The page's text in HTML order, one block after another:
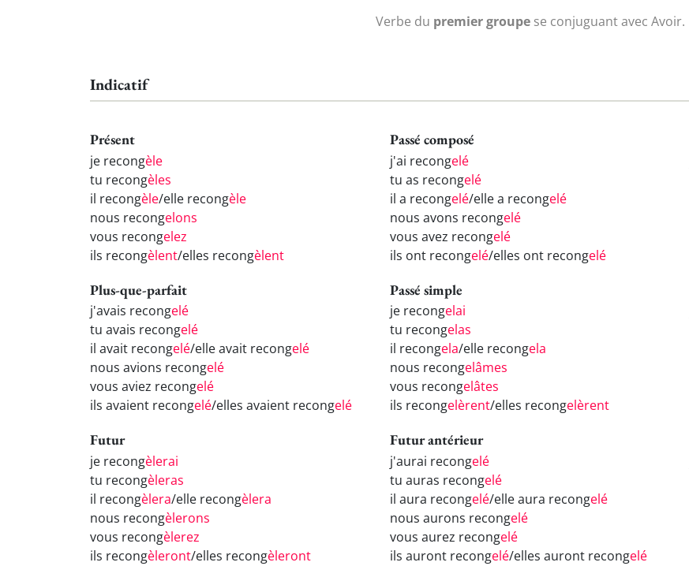
Verbe du premier groupe se conjuguant avec Avoir.
Indicatif
Présent
je recongèle
tu recongèles
il recongèle/elle recongèle
nous recongelons
vous recongelez
ils recongèlent/elles recongèlent
Passé composé
j'ai recongelé
tu as recongelé
il a recongelé/elle a recongelé
nous avons recongelé
vous avez recongelé
ils ont recongelé/elles ont recongelé
Plus-que-parfait
j'avais recongelé
tu avais recongelé
il avait recongelé/elle avait recongelé
nous avions recongelé
vous aviez recongelé
ils avaient recongelé/elles avaient recongelé
Passé simple
je recongelai
tu recongelas
il recongela/elle recongela
nous recongelâmes
vous recongelâtes
ils recongelèrent/elles recongelèrent
Futur
je recongèlerai
tu recongèleras
il recongèlera/elle recongèlera
nous recongèlerons
vous recongèlerez
ils recongèleront/elles recongèleront
Futur antérieur
j'aurai recongelé
tu auras recongelé
il aura recongelé/elle aura recongelé
nous aurons recongelé
vous aurez recongelé
ils auront recongelé/elles auront recongelé